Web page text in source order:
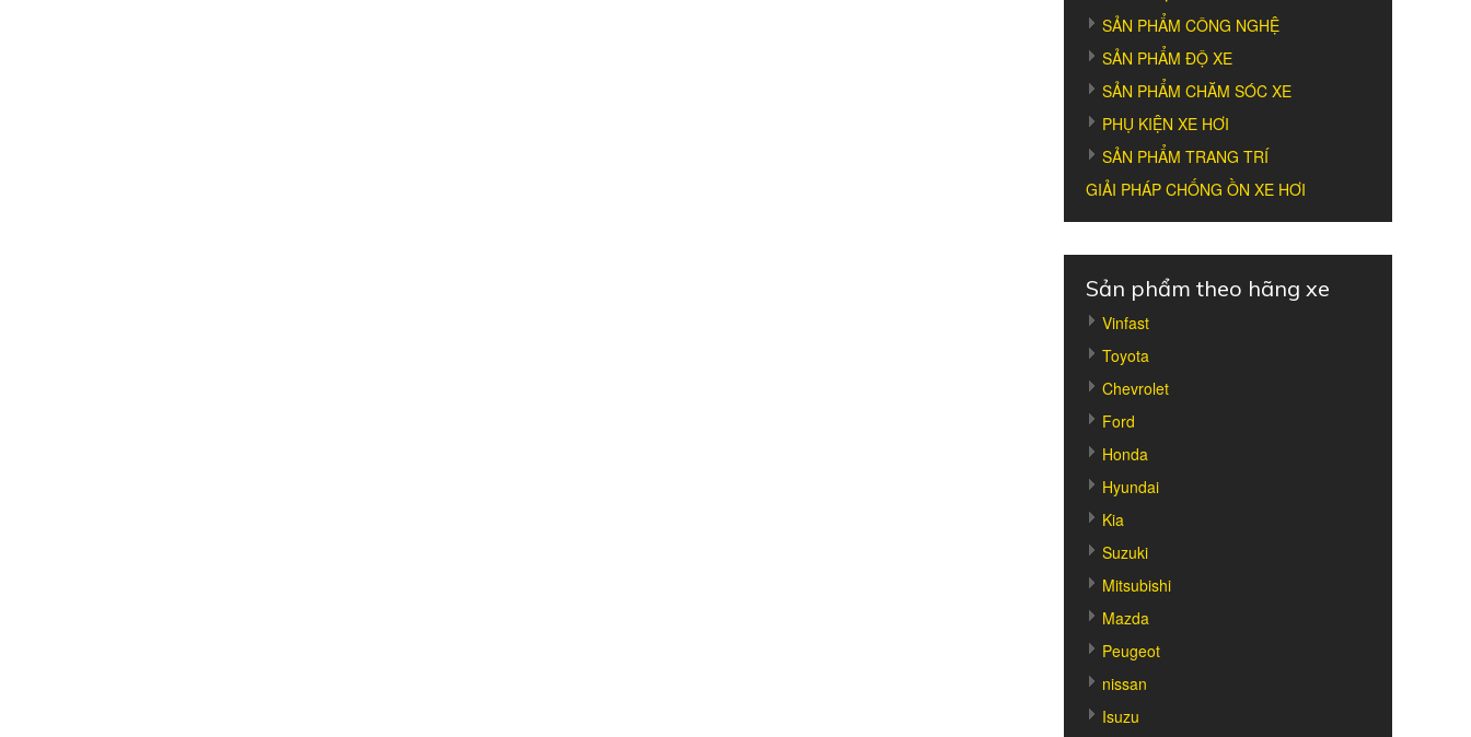
SẢN PHẨM CÔNG NGHỆ
SẢN PHẨM ĐỘ XE
SẢN PHẨM CHĂM SÓC XE
PHỤ KIỆN XE HƠI
SẢN PHẨM TRANG TRÍ
GIẢI PHÁP CHỐNG ỒN XE HƠI
Sản phẩm theo hãng xe
Vinfast
Toyota
Chevrolet
Ford
Honda
Hyundai
Kia
Suzuki
Mitsubishi
Mazda
Peugeot
nissan
Isuzu